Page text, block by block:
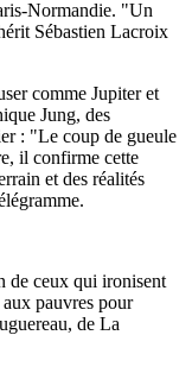
Normandie. "Un
Sébastien Lacroix
comme Jupiter et
Jung, des
: "Le coup de gueule
il confirme cette
et des réalités
de ceux qui ironisent
pauvres pour
de La